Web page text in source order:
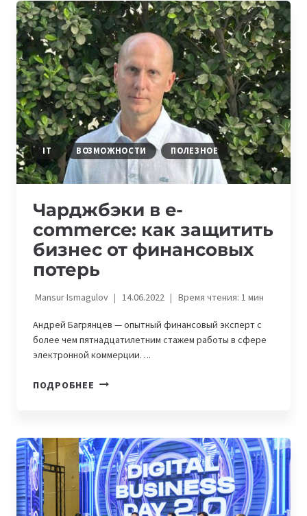
ОБЛАСТИ
МОГУТ
ПОЛУЧИТЬ
ГРАНТ
НА
ПОСТУПЛЕНИЕ
В
SHARDA
UNIVERSITY
IT ВОЗМОЖНОСТИ ПОЛЕЗНОЕ
Чарджбэки в e-
commerce: как защитить
бизнес от финансовых
потерь
Mansur Ismagulov 14.06.2022 Время чтения: 1мин
Андрей Багрянцев — опытный финансовый эксперт с
более чем пятнадцатилетним стажем работы в сфере
электронной коммерции….
ПОДРОБНЕЕ ЧАРДЖБЭКИ
КАК
ЗАЩИТИТЬ
БИЗНЕС
ОТ
ФИНАНСОВЫХ